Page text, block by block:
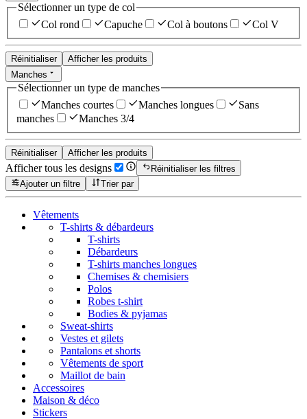
Sélectionner un type de col
Col rond
Capuche Col à boutons Col V
Réinitialiser
Afficher les produits
Manches
Sélectionner un type de manches
Manches courtes
Manches longues
Sans
manches
Manches 3/4
Réinitialiser Afficher les produits
Afficher tous les designs
Réinitialiser les filtres
Ajouter un filtre
Trier par
Vêtements
T-shirts & débardeurs
T-shirts
Débardeurs
T-shirts manches longues
Chemises & chemisiers
Polos
Robes t-shirt
Bodies & pyjamas
Sweat-shirts
Vestes et gilets
Pantalons et shorts
Vêtements de sport
Maillot de bain
Accessoires
Maison & déco
Stickers